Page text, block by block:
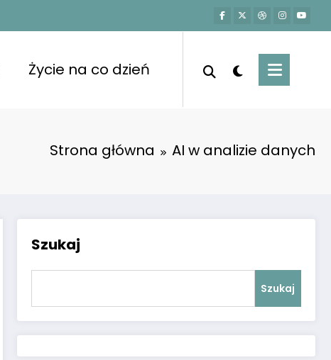
Życie na co dzień
Strona główna AI w analizie danych
Szukaj
Szukaj